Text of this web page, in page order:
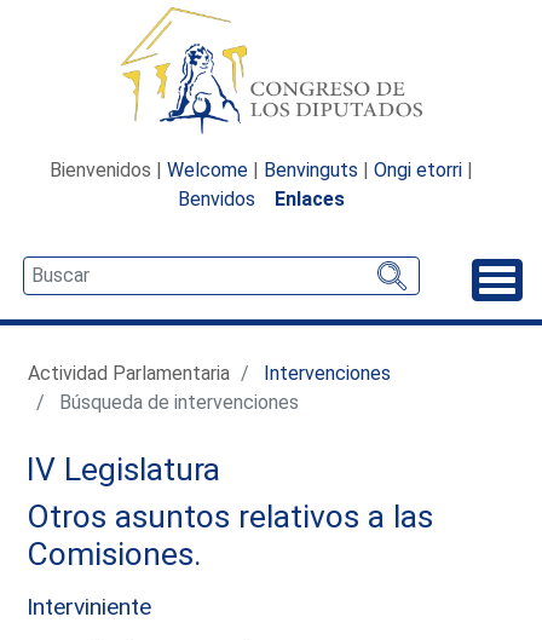
Bienvenidos | Welcome | Benvinguts | Ongi etorri |
Benvidos
Enlaces
Actividad Parlamentaria
Intervenciones
Búsqueda de intervenciones
IV Legislatura
Otros asuntos relativos a las
Comisiones.
Interviniente